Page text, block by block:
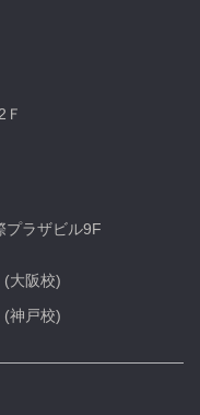
プラザビル9F
(大阪校)
(神戸校)